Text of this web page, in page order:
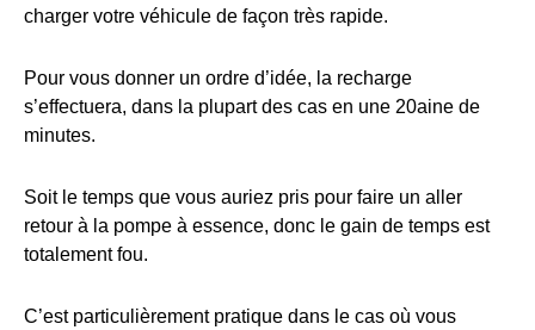
charger votre véhicule de façon très rapide.
Pour vous donner un ordre d’idée, la recharge
s’effectuera, dans la plupart des cas en une 20aine de
minutes.
Soit le temps que vous auriez pris pour faire un aller
retour à la pompe à essence, donc le gain de temps est
totalement fou.
C’est particulièrement pratique dans le cas où vous